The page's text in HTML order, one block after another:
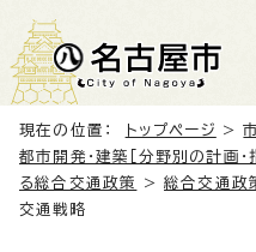
現在の位置： トップページ >
都市開発・建築［分野別の計画・
る総合交通政策
>総合交通政
交通戦略